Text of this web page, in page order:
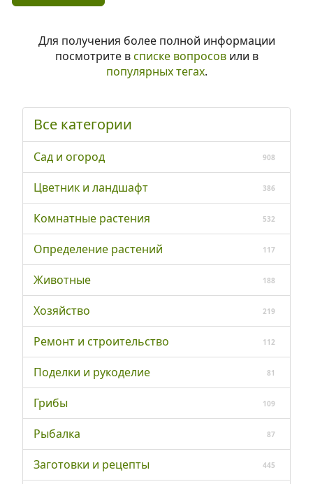
Для получения более полной информации
посмотрите всписке вопросовили в
популярных тегах.
Все категории
Сад и огород 908
Цветник и ландшафт 386
Комнатные растения 532
Определение растений 117
Животные 188
Хозяйство 219
Ремонт и строительство 112
Поделки и рукоделие 81
Грибы 109
Рыбалка 87
Заготовки и рецепты 445